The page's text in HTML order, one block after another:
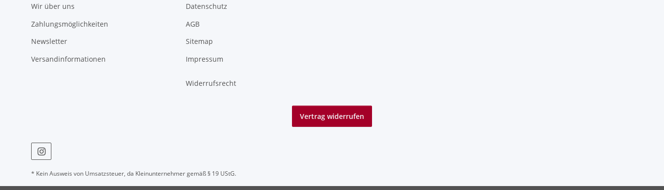
Wir über uns
Zahlungsmöglichkeiten
Newsletter
Versandinformationen
Datenschutz
AGB
Sitemap
Impressum
Widerrufsrecht
Vertrag widerrufen
* Kein Ausweis von Umsatzsteuer, da Kleinunternehmer gemäß § 19 UStG.